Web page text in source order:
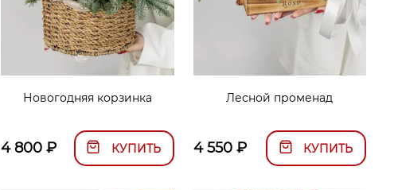
Новогодняя корзинка
4 800 ₽ КУПИТЬ
Лесной променад
4 550₽ КУПИТЬ